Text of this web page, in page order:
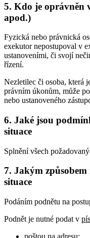
5. Kdo je oprávněn
apod.)
Fyzická nebo právnická
exekutor nepostupoval v
ustanoveními, či svojí
řízení.
Nezletilec či osoba, která
právním úkonům, může
nebo ustanoveného
6. Jaké jsou
situace
Splnění všech
7. Jakým způsobem
situace
Podáním podnětu na
Podnět je nutné podat v